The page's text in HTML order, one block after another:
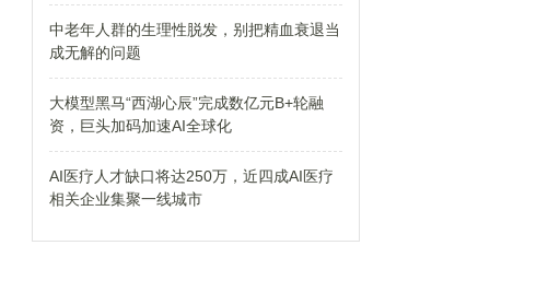
中老年人群的生理性脱发，别把精血衰退当
成无解的问题
大模型黑马“西湖心辰”完成数亿元B+轮融
资，巨头加码加速AI全球化
AI医疗人才缺口将达250万，近四成AI医疗
相关企业集聚一线城市